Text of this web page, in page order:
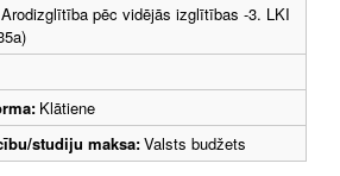
Arodizglītība pēc vidējās izglītības -3. LKI
Klātiene
studiju maksa:Valsts budžets